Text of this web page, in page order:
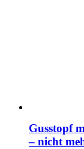
Gusstopf
– nicht